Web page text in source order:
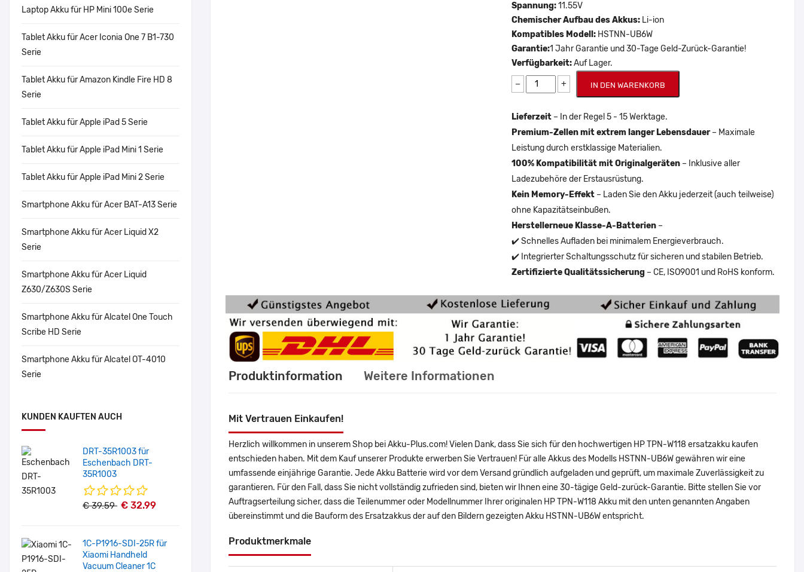
Laptop Akku für HP Mini 100e Serie
Tablet Akku für Acer Iconia One 7 B1-730
Serie
Tablet Akku für Amazon Kindle Fire HD 8
Serie
Tablet Akku für Apple iPad 5 Serie
Tablet Akku für Apple iPad Mini 1 Serie
Tablet Akku für Apple iPad Mini 2 Serie
Smartphone Akku für Acer BAT-A13 Serie
Smartphone Akku für Acer Liquid X2
Serie
Smartphone Akku für Acer Liquid
Z630/Z630S Serie
Smartphone Akku für Alcatel One Touch
Scribe HD Serie
Smartphone Akku für Alcatel OT-4010
Serie
KUNDEN KAUFTEN AUCH
DRT-35R1003 für
Eschenbach DRT-
35R1003
€ 39.59 € 32.99
1C-P1916-SDI-25R für
Xiaomi Handheld
Vacuum Cleaner 1C
Spannung:11.55V
Chemischer Aufbau des Akkus: Li-ion
Kompatibles Modell: HSTNN-UB6W
Garantie:1 Jahr Garantie und 30-Tage Geld-Zurück-Garantie!
Verfügbarkeit:Auf Lager.
− + IN DEN WARENKORB
Lieferzeit – In der Regel 5 - 15 Werktage.
Premium-Zellen mit extrem langer Lebensdauer– Maximale
Leistung durch erstklassige Materialien.
100% Kompatibilität mit Originalgeräten – Inklusive aller
Ladezubehöre der Erstausrüstung.
Kein Memory-Effekt – Laden Sie den Akku jederzeit (auch teilweise)
ohne Kapazitätseinbußen.
Herstellerneue Klasse-A-Batterien –
✔️ Schnelles Aufladen bei minimalem Energieverbrauch.
✔️ Integrierter Schaltungsschutz für sicheren und stabilen Betrieb.
Zertifizierte Qualitätssicherung – CE, ISO9001 und RoHS konform.
Produktinformation Weitere Informationen
Mit Vertrauen Einkaufen!
Herzlich willkommen in unserem Shop bei Akku-Plus.com! Vielen Dank, dass Sie sich für den hochwertigen HP TPN-W118 ersatzakku kaufen
entschieden haben. Mit dem Kauf unserer Produkte erwerben Sie Vertrauen! Für alle Akkus des Modells HSTNN-UB6W gewähren wir eine
umfassende einjährige Garantie. Jede Akku Batterie wird vor dem Versand gründlich aufgeladen und geprüft, um maximale Zuverlässigkeit zu
garantieren. Für den Fall, dass Sie nicht vollständig zufrieden sind, bieten wir Ihnen eine 30-tägige Geld-zurück-Garantie. Bitte stellen Sie vor
Auftragserteilung sicher, dass die Teilenummer oder Modellnummer Ihrer originalen HP TPN-W118 Akku mit den unten genannten Angaben
übereinstimmt und die Bauform des Ersatzakkus der auf den Bildern gezeigten Akku HSTNN-UB6W entspricht.
Produktmerkmale